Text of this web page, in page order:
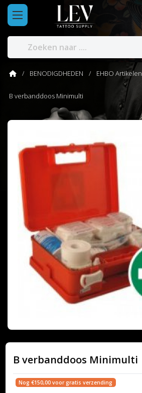
BENODIGDHEDEN EHBO Artikelen
B verbanddoos Minimulti
B verbanddoos Minimulti
Nog €150,00 voor gratis verzending